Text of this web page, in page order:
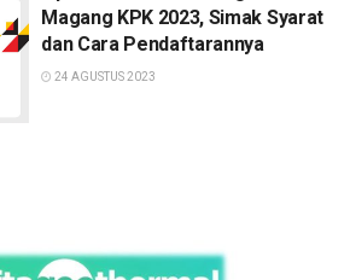
Magang KPK 2023, Simak Syarat
dan Cara Pendaftarannya
24 AGUSTUS 2023